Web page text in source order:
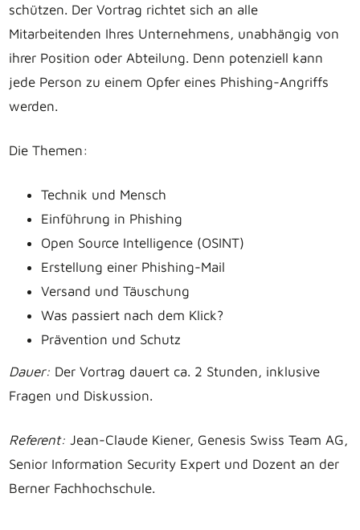
schützen. Der Vortrag richtet sich an alle
Mitarbeitenden Ihres Unternehmens, unabhängig von
ihrer Position oder Abteilung. Denn potenziell kann
jede Person zu einem Opfer eines Phishing-Angriffs
werden.
Die Themen:
Technik und Mensch
Einführung in Phishing
Open Source Intelligence (OSINT)
Erstellung einer Phishing-Mail
Versand und Täuschung
Was passiert nach dem Klick?
Prävention und Schutz
Dauer: Der Vortrag dauert ca. 2 Stunden, inklusive
Fragen und Diskussion.
Referent: Jean-Claude Kiener, Genesis Swiss Team AG,
Senior Information Security Expert und Dozent an der
Berner Fachhochschule.